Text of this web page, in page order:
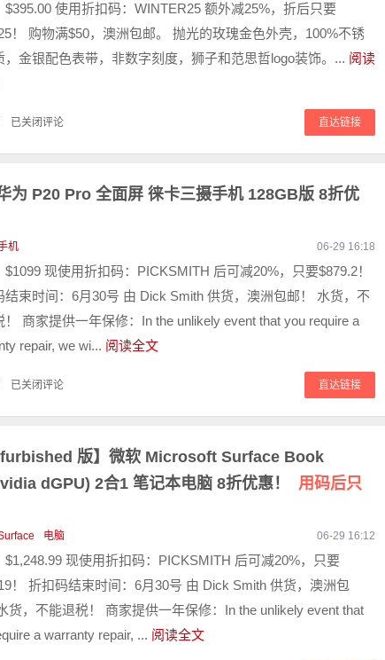
$395.00 使用折扣码：WINTER25 额外减25%，折后只要
！ 购物满$50，澳洲包邮。 抛光的玫瑰金色外壳，100%不锈
，金银配色表带，非数字刻度，狮子和范思哲logo装饰。... 阅读
直达链接
已关闭评论
为 P20 Pro 全面屏 徕卡三摄手机 128GB版 8折优
机 06-29 16:18
$1099 现使用折扣码：PICKSMITH 后可减20%，只要$879.2！
结束时间：6月30号 由 Dick Smith 供货，澳洲包邮！ 水货，不
！ 商家提供一年保修：In the unlikely event that you require a
repair, we wi... 阅读全文
直达链接
已关闭评论
版】微软 Microsoft Surface Book
dGPU) 2合1 笔记本电脑 8折优惠！
用码后只
电脑 06-29 16:12
$1,248.99 现使用折扣码：PICKSMITH 后可减20%，只要
！ 折扣码结束时间：6月30号 由 Dick Smith 供货，澳洲包
货，不能退税！ 商家提供一年保修：In the unlikely event that
a warranty repair, ... 阅读全文